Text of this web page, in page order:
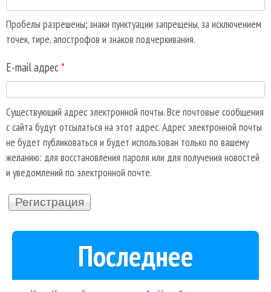
Пробелы разрешены; знаки пунктуации запрещены, за исключением
точек, тире, апострофов и знаков подчеркивания.
E-mail адрес *
Существующий адрес электронной почты. Все почтовые сообщения
с сайта будут отсылаться на этот адрес. Адрес электронной почты
не будет публиковаться и будет использован только по вашему
желанию: для восстановления пароля или для получения новостей
и уведомлений по электронной почте.
Последнее